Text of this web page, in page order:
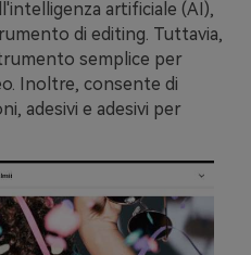
artificiale (AI),
di editing. Tuttavia,
semplice per
Inoltre, consente di
adesivi e adesivi per